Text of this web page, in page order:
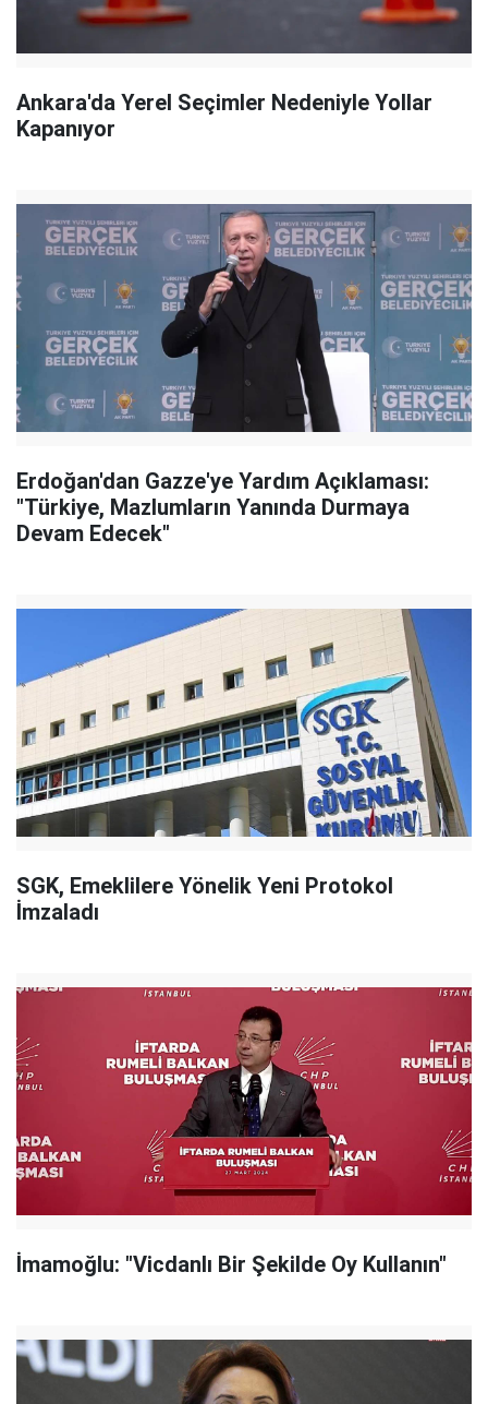
Ankara'da Yerel Seçimler Nedeniyle Yollar
Kapanıyor
Erdoğan'dan Gazze'ye Yardım Açıklaması:
"Türkiye, Mazlumların Yanında Durmaya
Devam Edecek"
SGK, Emeklilere Yönelik Yeni Protokol
İmzaladı
İmamoğlu: "Vicdanlı Bir Şekilde Oy Kullanın"